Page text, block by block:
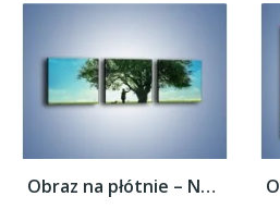
Obraz na płótnie – Na długi spacer z psem...